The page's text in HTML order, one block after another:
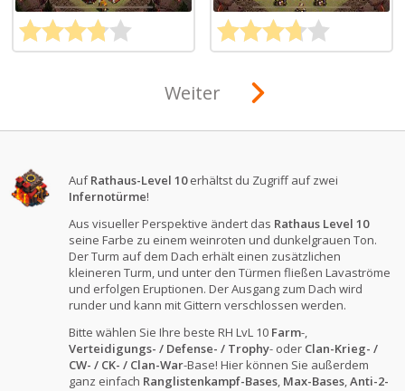
Weiter
AufRathaus-Level 10erhältst du Zugriff auf zwei
Infernotürme!
Aus visueller Perspektive ändert das Rathaus Level 10
seine Farbe zu einem weinroten und dunkelgrauen Ton.
Der Turm auf dem Dach erhält einen zusätzlichen
kleineren Turm, und unter den Türmen fließen Lavaströme
und erfolgen Eruptionen. Der Ausgang zum Dach wird
runder und kann mit Gittern verschlossen werden.
Bitte wählen Sie Ihre beste RH LvL 10 Farm-,
Verteidigungs- / Defense- / Trophy- oder Clan-Krieg- /
CW- / CK- / Clan-War-Base! Hier können Sie außerdem
ganz einfach Ranglistenkampf-Bases, Max-Bases,Anti-2-